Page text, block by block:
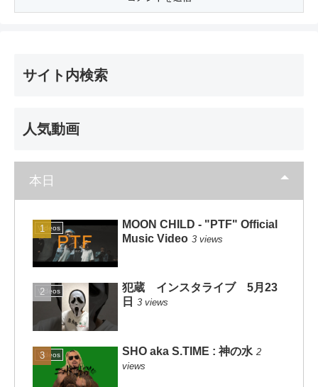
サイト内検索
人気動画
本日
Videos
MOON CHILD - "PTF" Official
Music Video 3 views
Videos
犯蔵 インスタライブ 5月23
日 3 views
Videos SHO aka S.TIME : 神の水 2
views